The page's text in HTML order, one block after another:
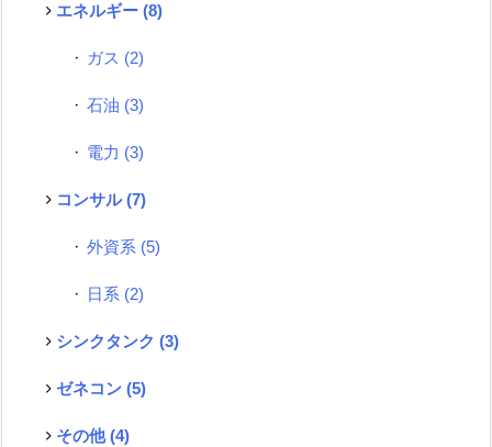
エネルギー (8)
ガス (2)
石油 (3)
電力 (3)
コンサル(7)
外資系 (5)
日系 (2)
シンクタンク (3)
ゼネコン (5)
その他(4)